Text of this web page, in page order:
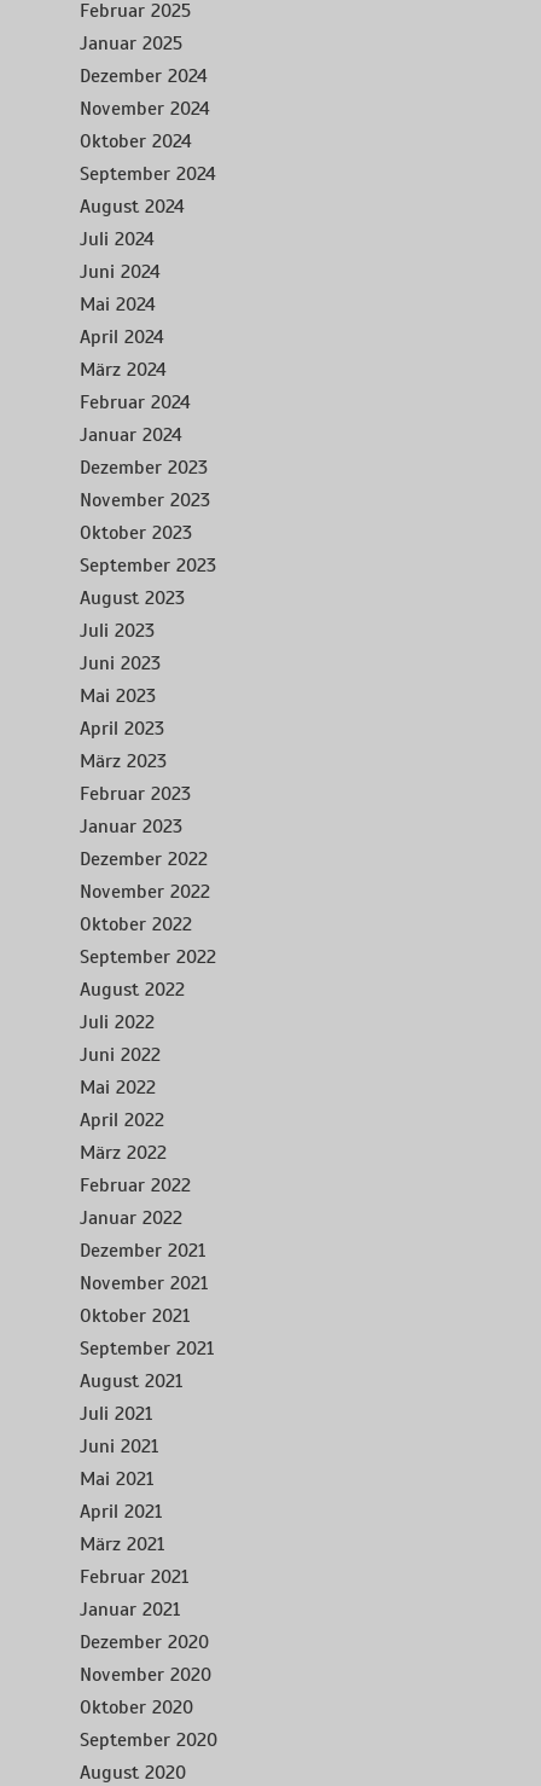
Februar 2025
Januar 2025
Dezember 2024
November 2024
Oktober 2024
September 2024
August 2024
Juli 2024
Juni 2024
Mai 2024
April 2024
März 2024
Februar 2024
Januar 2024
Dezember 2023
November 2023
Oktober 2023
September 2023
August 2023
Juli 2023
Juni 2023
Mai 2023
April 2023
März 2023
Februar 2023
Januar 2023
Dezember 2022
November 2022
Oktober 2022
September 2022
August 2022
Juli 2022
Juni 2022
Mai 2022
April 2022
März 2022
Februar 2022
Januar 2022
Dezember 2021
November 2021
Oktober 2021
September 2021
August 2021
Juli 2021
Juni 2021
Mai 2021
April 2021
März 2021
Februar 2021
Januar 2021
Dezember 2020
November 2020
Oktober 2020
September 2020
August 2020